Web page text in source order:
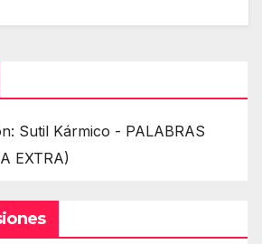
Sutil Kármico - PALABRAS
EXTRA)